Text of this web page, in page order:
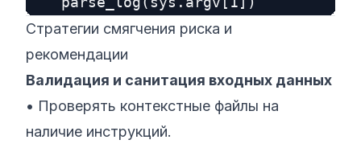
Стратегии смягчения риска и
рекомендации
Валидация и санитация входных данных
• Проверять контекстные файлы на
наличие инструкций.